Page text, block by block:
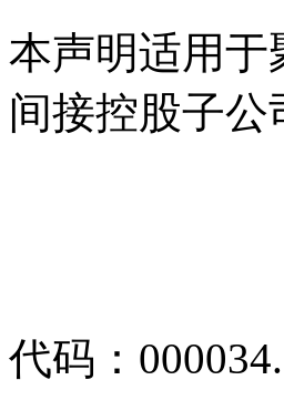
本声明适用于
间接控股子
代码：